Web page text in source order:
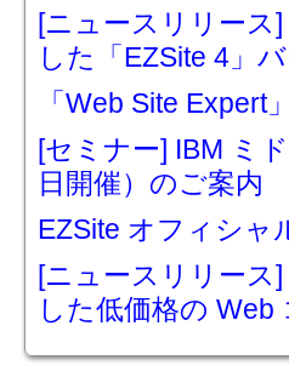
[ニュースリリース
した「EZSite 4」
「Web Site
[セミナー] IBM ミ
日開催）のご案内
EZSite オフィシャ
[ニュースリリース
した低価格の